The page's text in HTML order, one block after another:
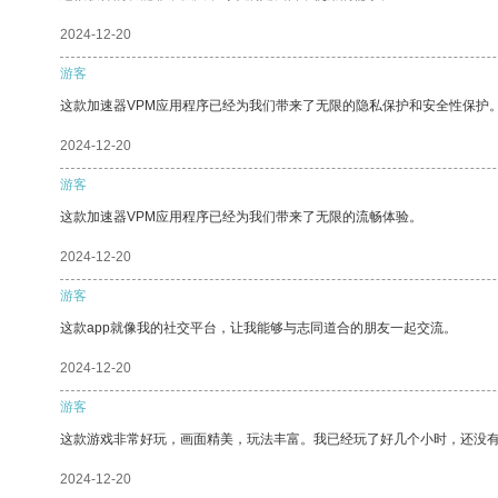
2024-12-20
游客
这款加速器VPM应用程序已经为我们带来了无限的隐私保护和安全性保护。
2024-12-20
游客
这款加速器VPM应用程序已经为我们带来了无限的流畅体验。
2024-12-20
游客
这款app就像我的社交平台，让我能够与志同道合的朋友一起交流。
2024-12-20
游客
这款游戏非常好玩，画面精美，玩法丰富。我已经玩了好几个小时，还没有
2024-12-20